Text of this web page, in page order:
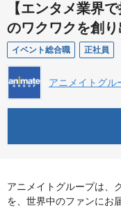
【エンタメ業界
のワクワクを創
イベント総合職 正社員
アニメイトグル
アニメイトグループは、
を、世界中のファンにお